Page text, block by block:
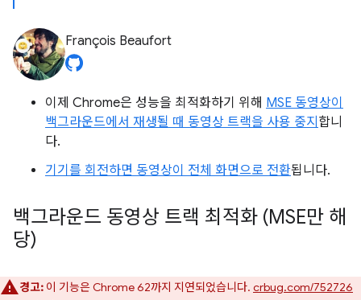
François Beaufort
이제 Chrome은 성능을 최적화하기 위해 MSE 동영상이
백그라운드에서 재생될 때 동영상 트랙을 사용 중지 합니
다.
기기를 회전하면 동영상이 전체 화면으로 전환됩니다.
백그라운드 동영상 트랙 최적화 (MSE만 해
당)
경고: 이 기능은 Chrome 62까지 지연되었습니다. crbug.com/752726